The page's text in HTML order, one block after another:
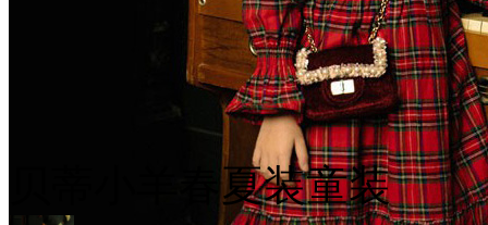
贝蒂小羊春夏装童装